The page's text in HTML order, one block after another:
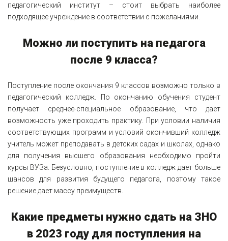
педагогический институт – стоит выбрать наиболее
подходящее учреждение в соответствии с пожеланиями.
Можно ли поступить на педагога
после 9 класса?
Поступление после окончания 9 классов возможно только в
педагогический колледж. По окончанию обучения студент
получает среднее-специальное образование, что дает
возможность уже проходить практику. При условии наличия
соответствующих программ и условий окончивший колледж
учитель может преподавать в детских садах и школах, однако
для получения высшего образования необходимо пройти
курсы ВУЗа. Безусловно, поступление в колледж дает больше
шансов для развития будущего педагога, поэтому такое
решение дает массу преимуществ.
Какие предметы нужно сдать на ЗНО
в 2023 году для поступления на